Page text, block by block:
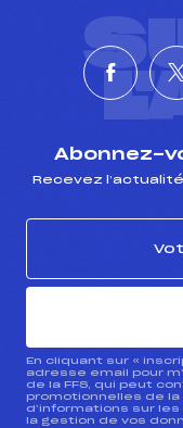
Abonnez-
Recevez
En cliquant sur «
adresse email pour
de la FFS, qui peut
promotionnelles de la
d’informations sur
la gestion de vos